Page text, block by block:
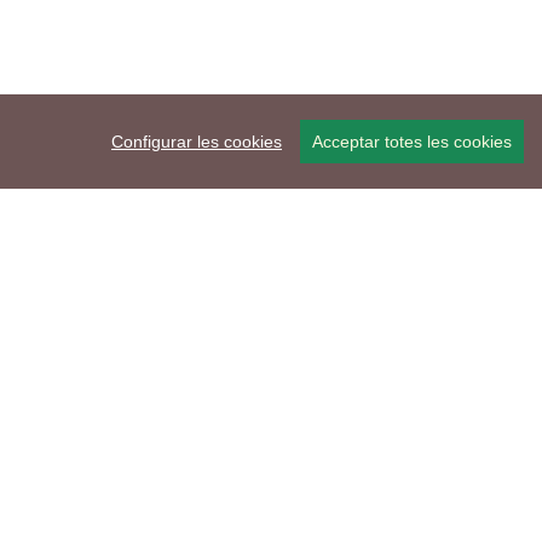
Configurar les cookies Acceptar totes les cookies